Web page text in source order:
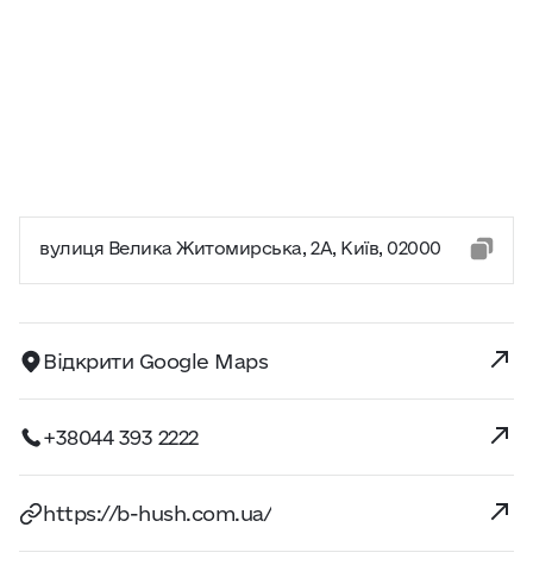
вулиця Велика Житомирська, 2А, Київ, 02000
Відкрити Google Maps
+38044 393 2222
https://b-hush.com.ua/